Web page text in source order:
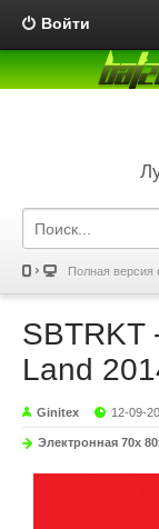
Войти
Полная версия
SBTRKT
Land
Ginitex 12-09-
Электронная 70х